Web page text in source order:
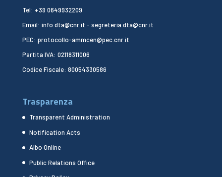
Tel: +39 0649932209
Email: info.dta@cnr.it - segreteria.dta@cnr.it
PEC: protocollo-ammcen@pec.cnr.it
Partita IVA: 02118311006
Codice Fiscale: 80054330586
Trasparenza
Transparent Administration
Notification Acts
Albo Online
Public Relations Office